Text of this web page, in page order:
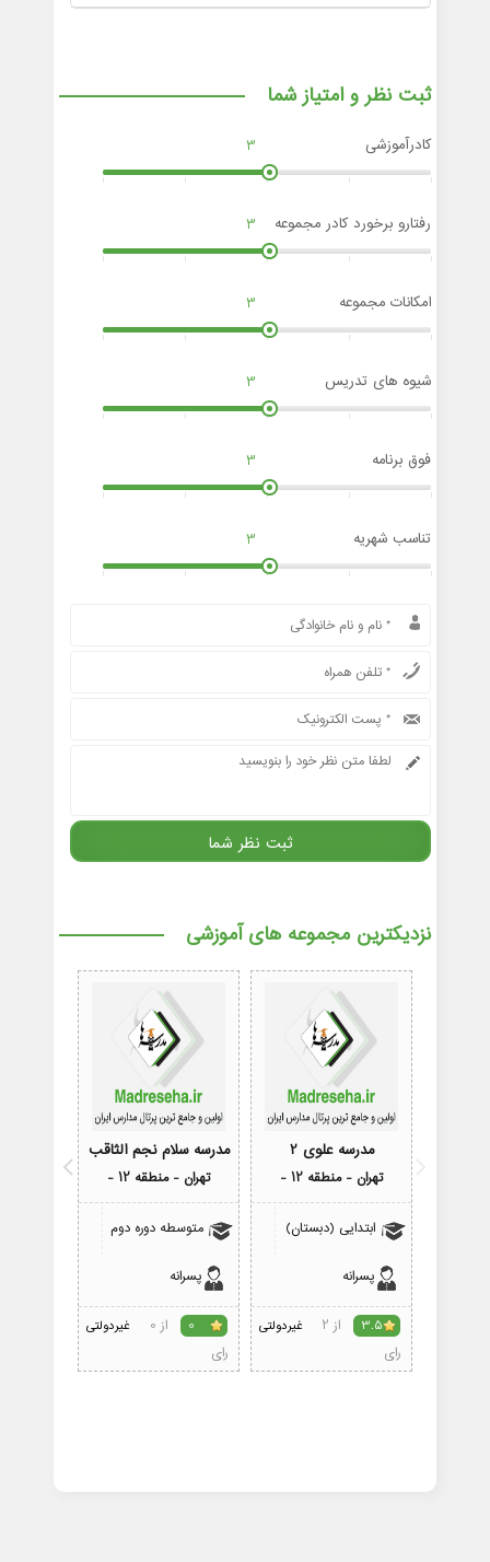
ثبت نظر و امتیاز شما
کادرآموزشی 3
رفتارو برخورد کادر مجموعه 3
امکانات مجموعه 3
شیوه های تدریس 3
فوق برنامه 3
تناسب شهریه 3
نزدیکترین مجموعه های آموزشی
مدرسه علوی 2
تهران - منطقه 12 -
ابتدایی (دبستان)
پسرانه
غیردولتی 3.5
از 2
رای
مدرسه سلام نجم الثاقب
تهران - منطقه 12 -
متوسطه دوره دوم
پسرانه
غیردولتی 0
از 0
رای